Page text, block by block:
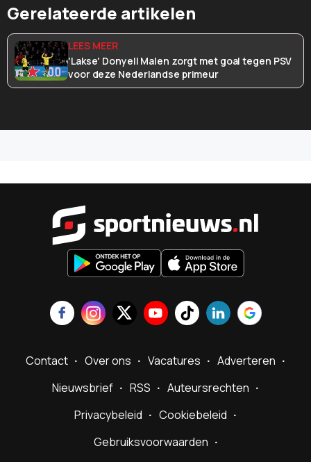
Gerelateerde artikelen
'Lakse' Donyell Malen zorgt met goal tegen PSV
voor deze Nederlandse primeur
Contact Over ons Vacatures
Adverteren
Nieuwsbrief
RSS
Auteursrechten
Privacybeleid
Cookiebeleid
Gebruiksvoorwaarden